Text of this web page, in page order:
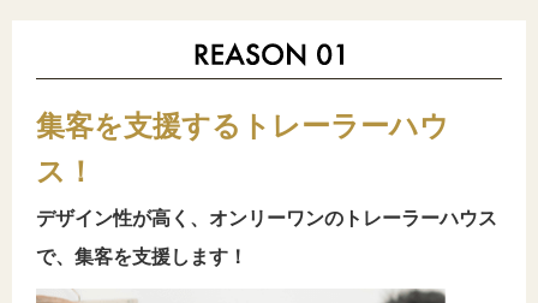
集客を支援するトレーラーハウ
ス！
デザイン性が高く、オンリーワンのトレーラーハウス
で、集客を支援します！